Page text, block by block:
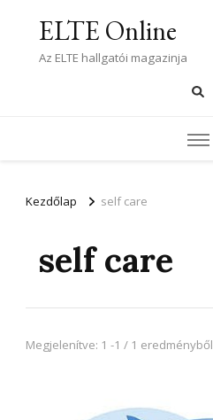
ELTE Online
Az ELTE hallgatói magazinja
Kezdőlap self care
self care
Megjelenítve: 1 -1 / 1 eredményből